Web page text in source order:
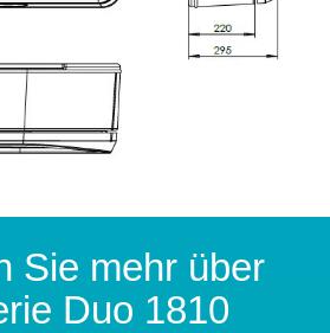
Sie mehr über
Duo 1810